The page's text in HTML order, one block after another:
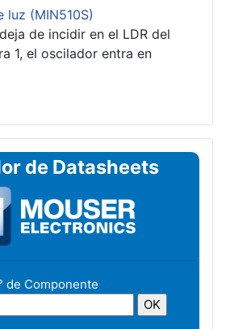
luz (MIN510S)
de incidir en el LDR del
1, el oscilador entra en
de Datasheets
de Componente